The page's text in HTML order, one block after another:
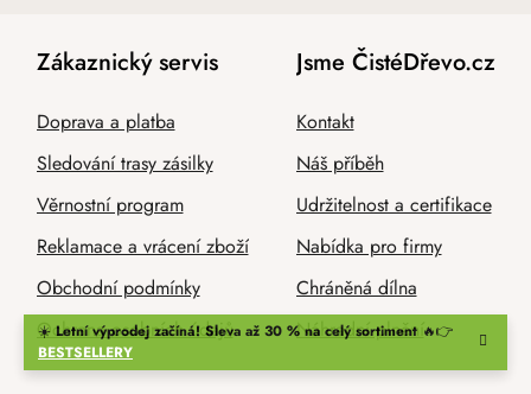
☀️ Letní výprodej začíná! Sleva až 30 % na celý sortiment 🔥👉
BESTSELLERY
Zákaznický servis
Doprava a platba
Sledování trasy zásilky
Věrnostní program
Reklamace a vrácení zboží
Obchodní podmínky
Ochrana osobních údajů
Jsme ČistéDřevo.cz
Kontakt
Náš příběh
Udržitelnost a certifikace
Nabídka pro firmy
Chráněná dílna
Náhradní plnění